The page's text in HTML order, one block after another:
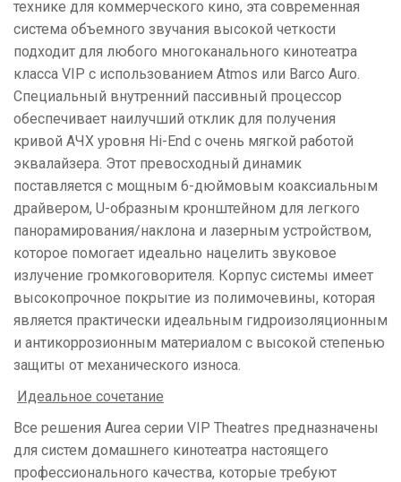
технике для коммерческого кино, эта современная
система объемного звучания высокой четкости
подходит для любого многоканального кинотеатра
класса VIP с использованием Atmos или Barco Auro.
Специальный внутренний пассивный процессор
обеспечивает наилучший отклик для получения
кривой АЧХ уровня Hi-End с очень мягкой работой
эквалайзера. Этот превосходный динамик
поставляется с мощным 6-дюймовым коаксиальным
драйвером, U-образным кронштейном для легкого
панорамирования/наклона и лазерным устройством,
которое помогает идеально нацелить звуковое
излучение громкоговорителя. Корпус системы имеет
высокопрочное покрытие из полимочевины, которая
является практически идеальным гидроизоляционным
и антикоррозионным материалом с высокой степенью
защиты от механического износа.
Идеальное сочетание
Все решения Aurea серии VIP Theatres предназначены
для систем домашнего кинотеатра настоящего
профессионального качества, которые требуют